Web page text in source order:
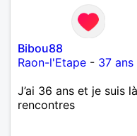
Bibou88
Raon-l'Etape - 37 ans
J’ai 36 ans et je suis
rencontres